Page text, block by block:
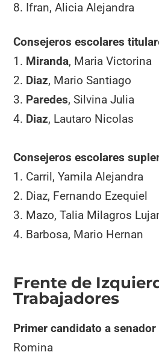
8. Ifran, Alicia Alejandra
Consejeros escolares
1. Miranda, Maria Victorina
2. Diaz, Mario Santiago
3. Paredes, Silvina Julia
4. Diaz, Lautaro Nicolas
Consejeros escolares
1. Carril, Yamila Alejandra
2. Diaz, Fernando Ezequiel
3. Mazo, Talia Milagros
4. Barbosa, Mario Hernan
Frente de
Trabajadores
Primer candidato a
Romina